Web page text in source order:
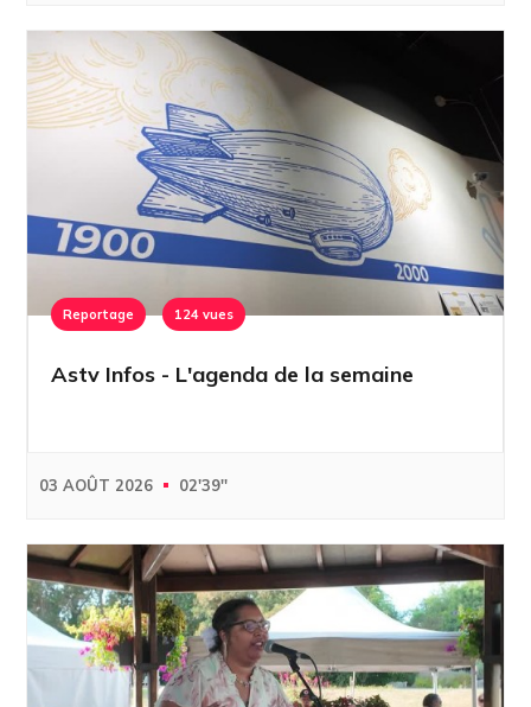
Reportage 124 vues
Astv Infos - L'agenda de la semaine
03 AOÛT 2026 02'39''